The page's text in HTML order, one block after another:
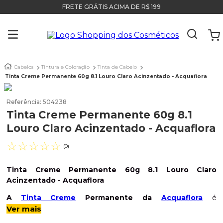
FRETE GRÁTIS ACIMA DE R$ 199
Cabelos Tintura e Coloração
Tinta de Cabelo
Tinta Creme Permanente 60g 8.1 Louro Claro Acinzentado - Acquaflora
Referência: 504238
Tinta Creme Permanente 60g 8.1
Louro Claro Acinzentado - Acquaflora
☆☆☆☆☆ (0)
Tinta Creme Permanente 60g 8.1 Louro Claro
Acinzentado - Acquaflora
A Tinta Creme Permanente da Acquaflora
é
uma coloração permanente
Ver mais